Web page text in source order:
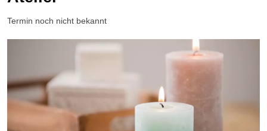
Termin noch nicht bekannt